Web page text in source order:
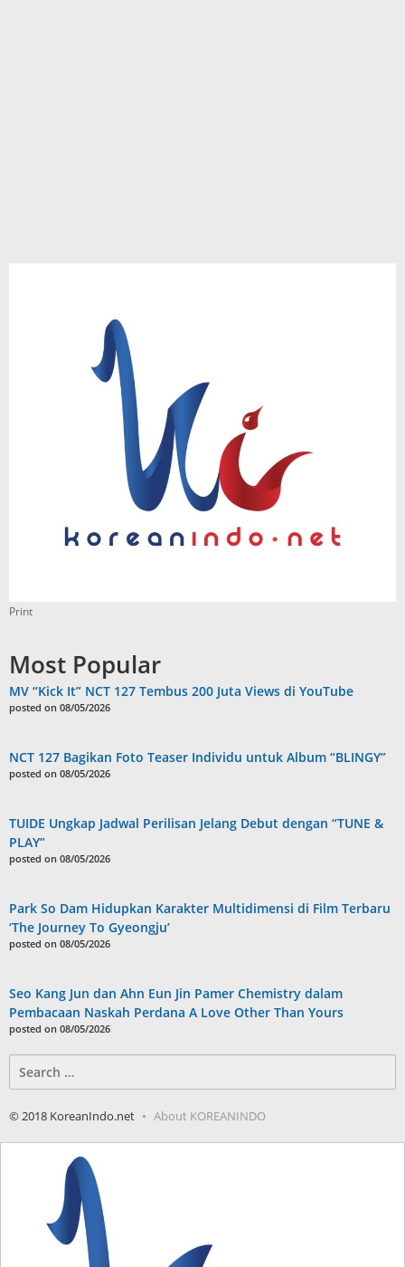
Print
Most Popular
MV “Kick It” NCT 127 Tembus 200 Juta Views di YouTube
posted on 08/05/2026
NCT 127 Bagikan Foto Teaser Individu untuk Album “BLINGY”
posted on 08/05/2026
TUIDE Ungkap Jadwal Perilisan Jelang Debut dengan “TUNE &
PLAY”
posted on 08/05/2026
Park So Dam Hidupkan Karakter Multidimensi di Film Terbaru
‘The Journey To Gyeongju’
posted on 08/05/2026
Seo Kang Jun dan Ahn Eun Jin Pamer Chemistry dalam
Pembacaan Naskah Perdana A Love Other Than Yours
posted on 08/05/2026
for:
© 2018 KoreanIndo.net About KOREANINDO